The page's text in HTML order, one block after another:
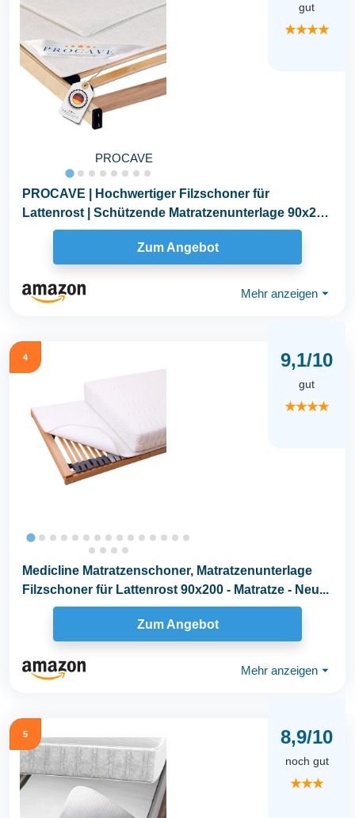
PROCAVE
gut
★★★★
PROCAVE | Hochwertiger Filzschoner für
Lattenrost | Schützende Matratzenunterlage 90x200
Zum Angebot
Mehr anzeigen ⏷
4 9,1/10
gut
★★★★
Medicline Matratzenschoner, Matratzenunterlage
Filzschoner für Lattenrost 90x200 - Matratze - Neu...
Zum Angebot
Mehr anzeigen ⏷
5 8,9/10
noch gut
★★★